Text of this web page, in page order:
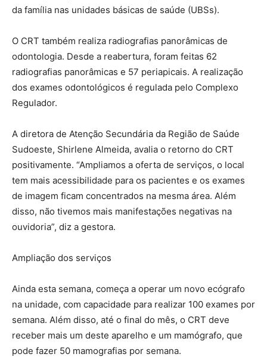
da família nas unidades básicas de saúde (UBSs).
O CRT também realiza radiografias panorâmicas de
odontologia. Desde a reabertura, foram feitas 62
radiografias panorâmicas e 57 periapicais. A realização
dos exames odontológicos é regulada pelo Complexo
Regulador.
A diretora de Atenção Secundária da Região de Saúde
Sudoeste, Shirlene Almeida, avalia o retorno do CRT
positivamente. “Ampliamos a oferta de serviços, o local
tem mais acessibilidade para os pacientes e os exames
de imagem ficam concentrados na mesma área. Além
disso, não tivemos mais manifestações negativas na
ouvidoria”, diz a gestora.
Ampliação dos serviços
Ainda esta semana, começa a operar um novo ecógrafo
na unidade, com capacidade para realizar 100 exames por
semana. Além disso, até o final do mês, o CRT deve
receber mais um deste aparelho e um mamógrafo, que
pode fazer 50 mamografias por semana.